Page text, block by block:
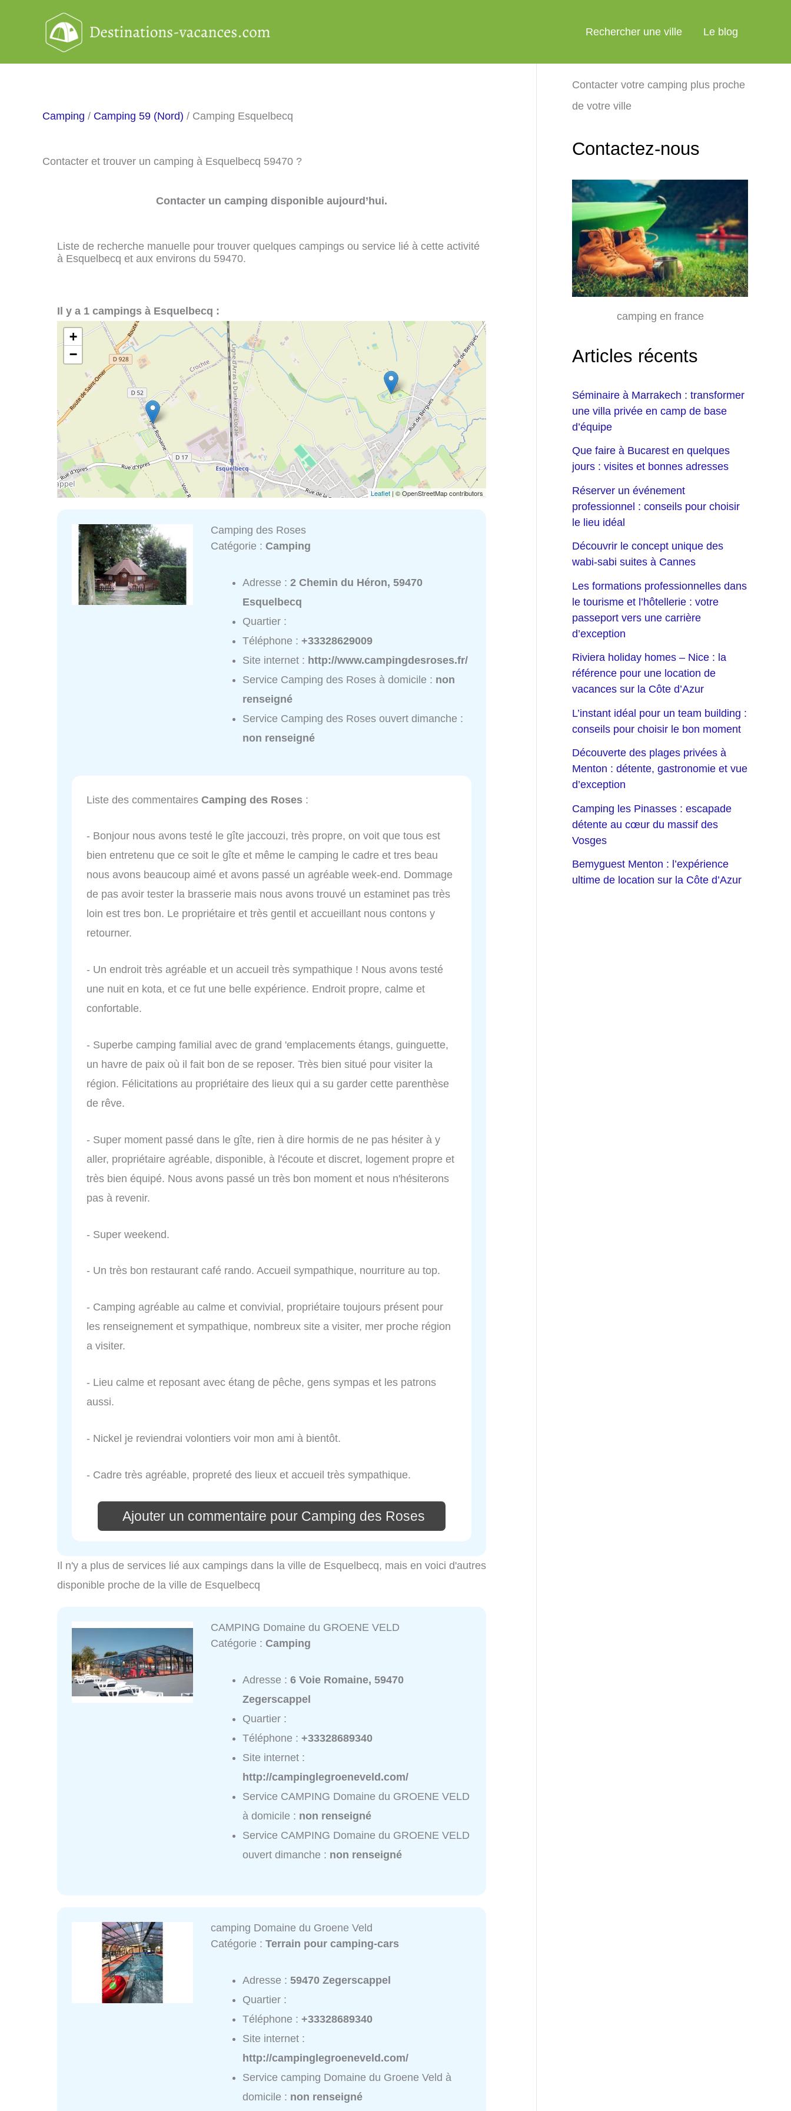
Rechercher une ville Le blog
Camping / Camping 59 (Nord) / Camping Esquelbecq
Contacter et trouver un camping à Esquelbecq 59470 ?
Contacter un camping disponible aujourd’hui.
Liste de recherche manuelle pour trouver quelques campings ou service lié à cette activité
à Esquelbecq et aux environs du 59470.
Il y a 1 campings à Esquelbecq :
+
−
Leaflet | © OpenStreetMap contributors
Camping des Roses
Catégorie :Camping
Adresse :2 Chemin du Héron, 59470
Esquelbecq
Quartier :
Téléphone :+33328629009
Site internet : http://www.campingdesroses.fr/
Service Camping des Roses à domicile : non
renseigné
Service Camping des Roses ouvert dimanche :
non renseigné
Liste des commentaires Camping des Roses :
- Bonjour nous avons testé le gîte jaccouzi, très propre, on voit que tous est
bien entretenu que ce soit le gîte et même le camping le cadre et tres beau
nous avons beaucoup aimé et avons passé un agréable week-end. Dommage
de pas avoir tester la brasserie mais nous avons trouvé un estaminet pas très
loin est tres bon. Le propriétaire et très gentil et accueillant nous contons y
retourner.
- Un endroit très agréable et un accueil très sympathique ! Nous avons testé
une nuit en kota, et ce fut une belle expérience. Endroit propre, calme et
confortable.
- Superbe camping familial avec de grand 'emplacements étangs, guinguette,
un havre de paix où il fait bon de se reposer. Très bien situé pour visiter la
région. Félicitations au propriétaire des lieux qui a su garder cette parenthèse
de rêve.
- Super moment passé dans le gîte, rien à dire hormis de ne pas hésiter à y
aller, propriétaire agréable, disponible, à l'écoute et discret, logement propre et
très bien équipé. Nous avons passé un très bon moment et nous n'hésiterons
pas à revenir.
- Super weekend.
- Un très bon restaurant café rando. Accueil sympathique, nourriture au top.
- Camping agréable au calme et convivial, propriétaire toujours présent pour
les renseignement et sympathique, nombreux site a visiter, mer proche région
a visiter.
- Lieu calme et reposant avec étang de pêche, gens sympas et les patrons
aussi.
- Nickel je reviendrai volontiers voir mon ami à bientôt.
- Cadre très agréable, propreté des lieux et accueil très sympathique.
Ajouter un commentaire pour Camping des Roses
Il n'y a plus de services lié aux campings dans la ville de Esquelbecq, mais en voici d'autres
disponible proche de la ville de Esquelbecq
CAMPING Domaine du GROENE VELD
Catégorie :Camping
Adresse :6 Voie Romaine, 59470
Zegerscappel
Quartier :
Téléphone :+33328689340
Site internet :
http://campinglegroeneveld.com/
Service CAMPING Domaine du GROENE VELD
à domicile : non renseigné
Service CAMPING Domaine du GROENE VELD
ouvert dimanche : non renseigné
camping Domaine du Groene Veld
Catégorie :Terrain pour camping-cars
Adresse :59470 Zegerscappel
Quartier :
Téléphone :+33328689340
Site internet :
http://campinglegroeneveld.com/
Service camping Domaine du Groene Veld à
domicile : non renseigné
Contacter votre camping plus proche
de votre ville
Contactez-nous
camping en france
Articles récents
Séminaire à Marrakech : transformer
une villa privée en camp de base
d’équipe
Que faire à Bucarest en quelques
jours : visites et bonnes adresses
Réserver un événement
professionnel : conseils pour choisir
le lieu idéal
Découvrir le concept unique des
wabi-sabi suites à Cannes
Les formations professionnelles dans
le tourisme et l’hôtellerie : votre
passeport vers une carrière
d’exception
Riviera holiday homes – Nice : la
référence pour une location de
vacances sur la Côte d’Azur
L’instant idéal pour un team building :
conseils pour choisir le bon moment
Découverte des plages privées à
Menton : détente, gastronomie et vue
d’exception
Camping les Pinasses : escapade
détente au cœur du massif des
Vosges
Bemyguest Menton : l’expérience
ultime de location sur la Côte d’Azur